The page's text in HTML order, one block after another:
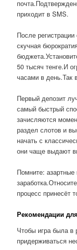
приходит в SMS.
После
скучная
50 тысяч тенге.И
часами в день.Так
Первый депозит
самый быстрый
зачисляются
раздел слотов и
начать с
они чаще выдают
Помните: азартные
процесс принесёт
Рекомендации
Чтобы игра была в
придерживаться